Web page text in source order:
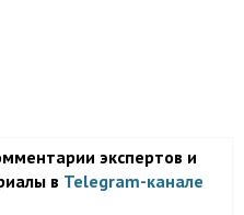
экспертов и
в Telegram-канале